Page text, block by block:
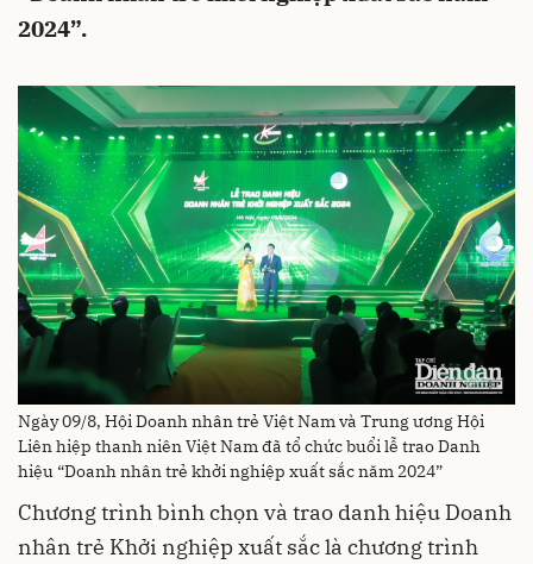
2024”.
Ngày 09/8, Hội Doanh nhân trẻ Việt Nam và Trung ương Hội
Liên hiệp thanh niên Việt Nam đã tổ chức buổi lễ trao Danh
hiệu “Doanh nhân trẻ khởi nghiệp xuất sắc năm 2024”
Chương trình bình chọn và trao danh hiệu Doanh
nhân trẻ Khởi nghiệp xuất sắc là chương trình